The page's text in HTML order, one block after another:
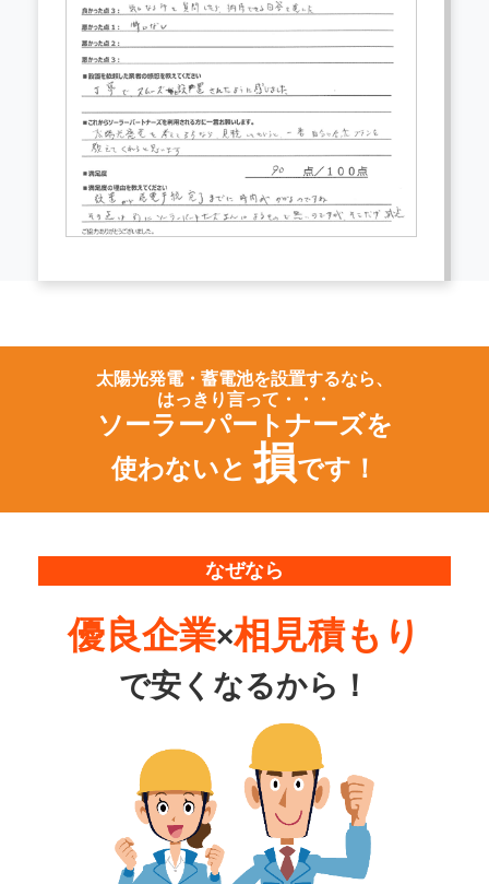
太陽光発電・蓄電池を設置するなら、
はっきり言って・・・
ソーラーパートナーズを
使わないと 損です！
なぜなら
優良企業×相見積もり
で安くなるから！